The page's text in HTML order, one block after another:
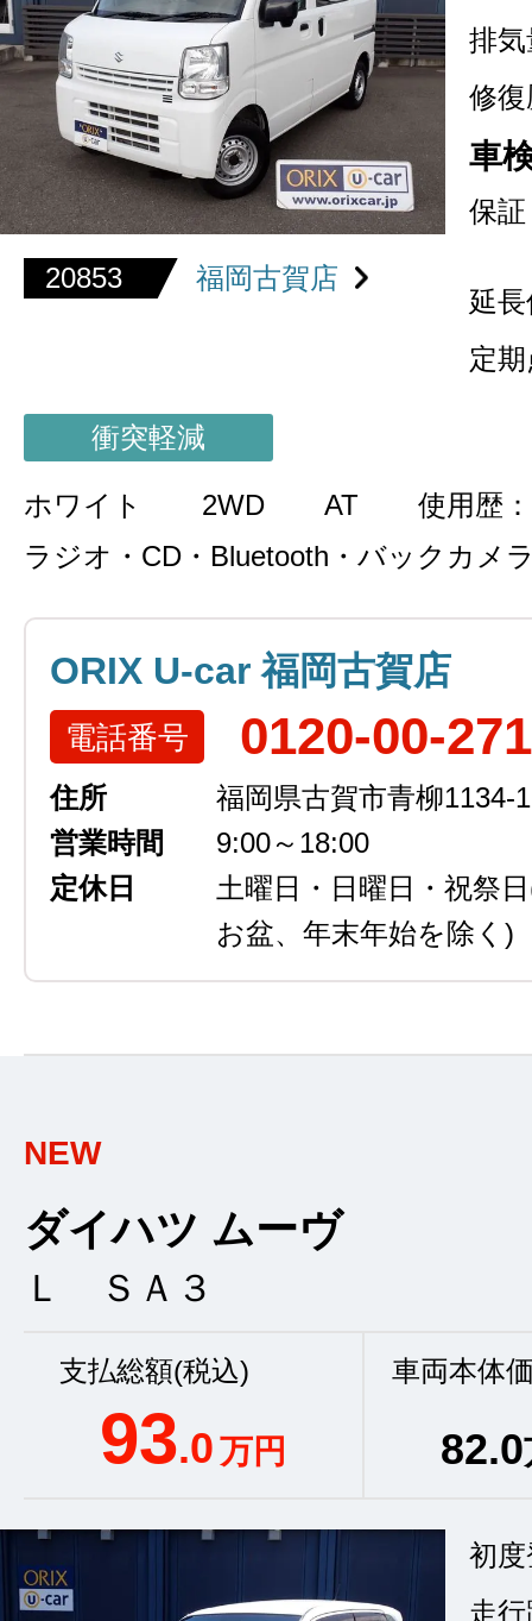
20853 福岡古賀店
排気
修復
車
保証
延
定
衝突軽減
ホワイト 2WD AT
使用歴
ラジオ・CD・Bluetooth・バックカメ
ORIX U-car 福岡古賀店
電話番号 0120-00-
住所
福岡県古賀市青柳1134-1
営業時間
9:00～18:00
定休日
土曜日・日曜日・祝祭日
お盆、年末年始を除く)
NEW
ダイハツ ムーヴ
Ｌ ＳＡ３
支払総額(税込)
93.0万円
車両本体
82.0
初
走